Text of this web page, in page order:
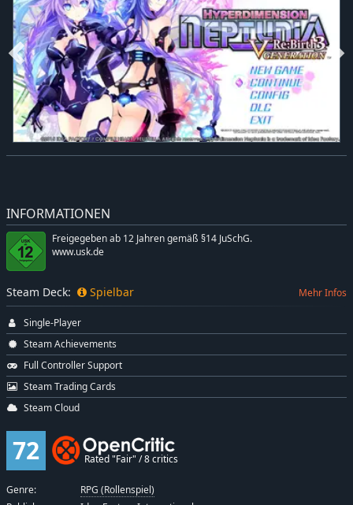
INFORMATIONEN
Freigegeben ab 12 Jahren gemäß §14 JuSchG.
www.usk.de
Steam Deck: Spielbar Mehr Infos
Single-Player
Steam Achievements
Full Controller Support
Steam Trading Cards
Steam Cloud
72 Rated "Fair" / 8 critics
Genre:
RPG (Rollenspiel)